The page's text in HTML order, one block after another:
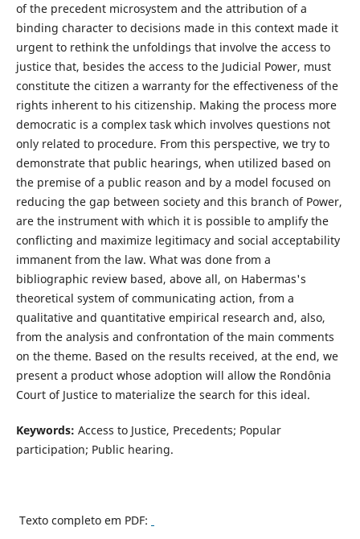
of the precedent microsystem and the attribution of a
binding character to decisions made in this context made it
urgent to rethink the unfoldings that involve the access to
justice that, besides the access to the Judicial Power, must
constitute the citizen a warranty for the effectiveness of the
rights inherent to his citizenship. Making the process more
democratic is a complex task which involves questions not
only related to procedure. From this perspective, we try to
demonstrate that public hearings, when utilized based on
the premise of a public reason and by a model focused on
reducing the gap between society and this branch of Power,
are the instrument with which it is possible to amplify the
conflicting and maximize legitimacy and social acceptability
immanent from the law. What was done from a
bibliographic review based, above all, on Habermas's
theoretical system of communicating action, from a
qualitative and quantitative empirical research and, also,
from the analysis and confrontation of the main comments
on the theme. Based on the results received, at the end, we
present a product whose adoption will allow the Rondônia
Court of Justice to materialize the search for this ideal.
Keywords: Access to Justice, Precedents; Popular
participation; Public hearing.
Texto completo em PDF: